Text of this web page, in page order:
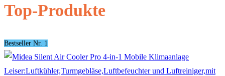
Top-Produkte
Bestseller Nr. 1